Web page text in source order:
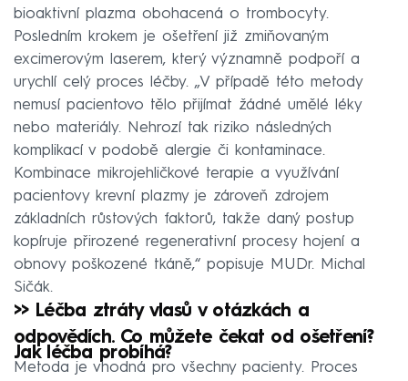
bioaktivní plazma obohacená o trombocyty.
Posledním krokem je ošetření již zmiňovaným
excimerovým laserem, který významně podpoří a
urychlí celý proces léčby. „V případě této metody
nemusí pacientovo tělo přijímat žádné umělé léky
nebo materiály. Nehrozí tak riziko následných
komplikací v podobě alergie či kontaminace.
Kombinace mikrojehličkové terapie a využívání
pacientovy krevní plazmy je zároveň zdrojem
základních růstových faktorů, takže daný postup
kopíruje přirozené regenerativní procesy hojení a
obnovy poškozené tkáně,“ popisuje MUDr. Michal
Sičák.
>> Léčba ztráty vlasů v otázkách a
odpovědích. Co můžete čekat od ošetření?
Jak léčba probíhá?
Metoda je vhodná pro všechny pacienty. Proces